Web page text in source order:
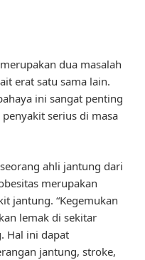
dua masalah
erat satu sama lain.
ini sangat penting
serius di masa
ahli jantung dari
merupakan
jantung. “Kegemukan
lemak di sekitar
Hal ini dapat
jantung, stroke,